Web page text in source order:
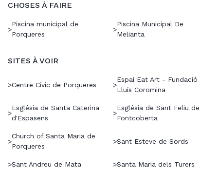
CHOSES À FAIRE
>
Piscina municipal de
Porqueres
>
Piscina Municipal De
Melianta
SITES À VOIR
>Centre Cívic de Porqueres >
Espai Eat Art - Fundació
Lluís Coromina
>
Església de Santa Caterina
d'Espasens
>
Església de Sant Feliu de
Fontcoberta
>
Church of Santa Maria de
Porqueres
>Sant Esteve de Sords
>Sant Andreu de Mata >Santa Maria dels Turers